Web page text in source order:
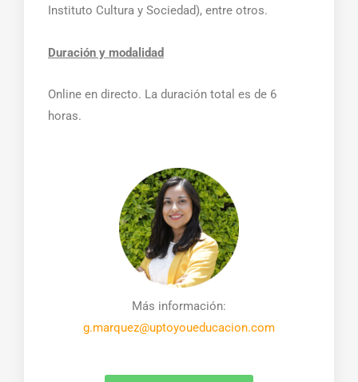
Instituto Cultura y Sociedad), entre otros.
Duración y modalidad
Online en directo. La duración total es de 6
horas.
Más información:
g.marquez@uptoyoueducacion.com